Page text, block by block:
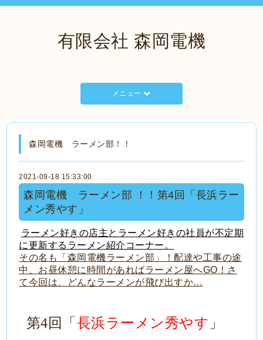
有限会社 森岡電機
メニュー
森岡電機 ラーメン部！！
2021-09-18 15:33:00
森岡電機 ラーメン部 ！！第4回「長浜ラー
メン秀やす」
ラーメン好きの店主とラーメン好きの社員が不定期
に更新するラーメン紹介コーナー。
その名も「森岡電機ラーメン部」！配達や工事の途
中、お昼休憩に時間があればラーメン屋へGO ！さ
て今回は、どんなラーメンが飛び出すか…
第4回「 長浜ラーメン秀やす 」